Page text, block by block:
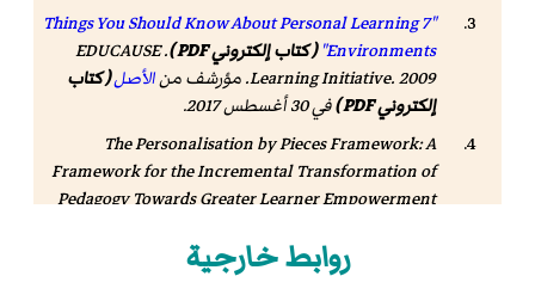
"7 Things You Should Know About Personal Learning
Environments" ( كتاب إلكتروني PDF )
. EDUCAUSE
Learning Initiative. 2009. مؤرشف من
الأصل( كتاب
إلكتروني PDF )
في 30 أغسطس 2017
.
The Personalisation by Pieces Framework: A
Framework for the Incremental Transformation of
Pedagogy Towards Greater Learner Empowerment
Al-Zoube, Mohammed (2009). "E-Learning on the
روابط خارجية